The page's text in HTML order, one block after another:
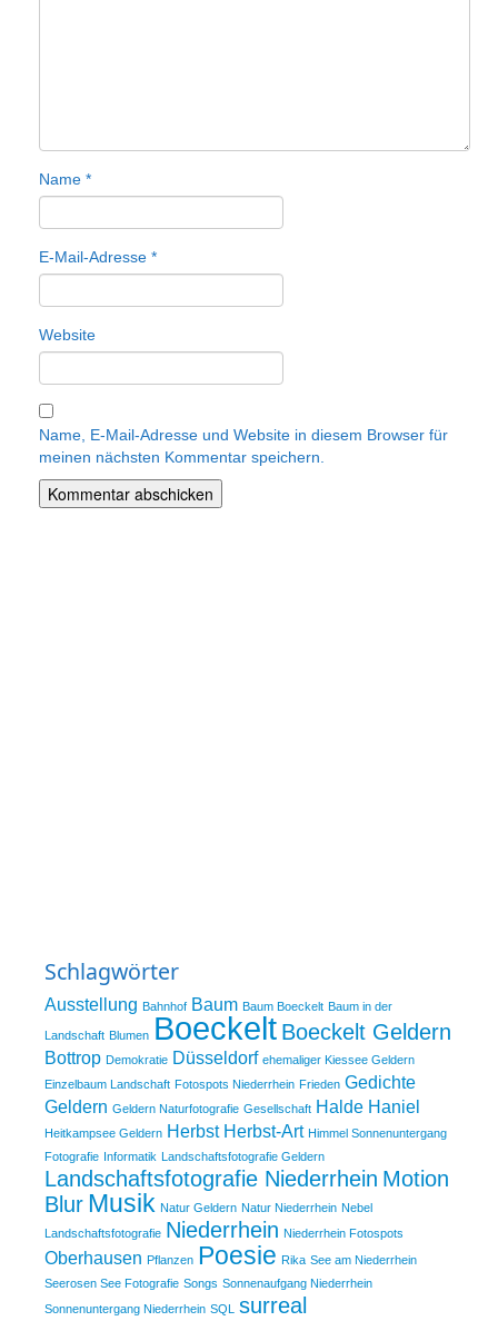
Name *
E-Mail-Adresse *
Website
Name, E-Mail-Adresse und Website in diesem Browser für
meinen nächsten Kommentar speichern.
Schlagwörter
Ausstellung Bahnhof Baum Baum Boeckelt Baum in der
Landschaft Blumen Boeckelt Boeckelt Geldern
Bottrop Demokratie Düsseldorf ehemaliger Kiessee Geldern
Einzelbaum Landschaft Fotospots Niederrhein Frieden Gedichte
Geldern Geldern Naturfotografie Gesellschaft Halde Haniel
Heitkampsee Geldern Herbst Herbst-Art Himmel Sonnenuntergang
Fotografie Informatik Landschaftsfotografie Geldern
Landschaftsfotografie Niederrhein Motion
Blur Musik Natur Geldern Natur Niederrhein Nebel
Landschaftsfotografie Niederrhein Niederrhein Fotospots
Oberhausen Pflanzen Poesie Rika See am Niederrhein
Seerosen See Fotografie Songs Sonnenaufgang Niederrhein
Sonnenuntergang Niederrhein SQL surreal